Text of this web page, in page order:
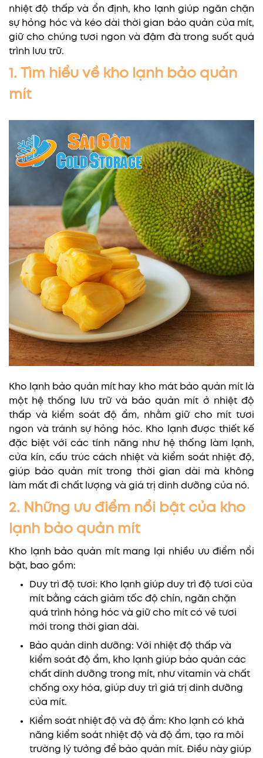
nhiệt độ thấp và ổn định, kho lạnh giúp ngăn chặn
sự hỏng hóc và kéo dài thời gian bảo quản của mít,
giữ cho chúng tươi ngon và đậm đà trong suốt quá
trình lưu trữ.
1. Tìm hiểu về kho lạnh bảo quản
mít
Kho lạnh bảo quản mít hay kho mát bảo quản mít là
một hệ thống lưu trữ và bảo quản mít ở nhiệt độ
thấp và kiểm soát độ ẩm, nhằm giữ cho mít tươi
ngon và tránh sự hỏng hóc. Kho lạnh được thiết kế
đặc biệt với các tính năng như hệ thống làm lạnh,
cửa kín, cấu trúc cách nhiệt và kiểm soát nhiệt độ,
giúp bảo quản mít trong thời gian dài mà không
làm mất đi chất lượng và giá trị dinh dưỡng của nó.
2. Những ưu điểm nổi bật của kho
lạnh bảo quản mít
Kho lạnh bảo quản mít mang lại nhiều ưu điểm nổi
bật, bao gồm:
Duy trì độ tươi: Kho lạnh giúp duy trì độ tươi của
mít bằng cách giảm tốc độ chín, ngăn chặn
quá trình hỏng hóc và giữ cho mít có vẻ tươi
mới trong thời gian dài.
Bảo quản dinh dưỡng: Với nhiệt độ thấp và
kiểm soát độ ẩm, kho lạnh giúp bảo quản các
chất dinh dưỡng trong mít, như vitamin và chất
chống oxy hóa, giúp duy trì giá trị dinh dưỡng
của mít.
Kiểm soát nhiệt độ và độ ẩm: Kho lạnh có khả
năng kiểm soát nhiệt độ và độ ẩm, tạo ra môi
trường lý tưởng để bảo quản mít. Điều này giúp